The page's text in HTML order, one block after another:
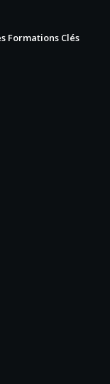
Formations Clés